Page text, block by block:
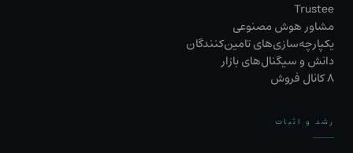
Trustee
مشاور هوش مصنوعی
یکپارچه‌سازی‌های تامین‌کنندگان
دانش و سیگنال‌های بازار
۸ کانال فروش
رشد و اثبات